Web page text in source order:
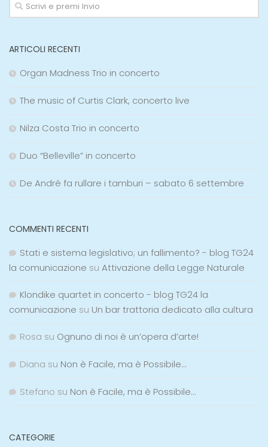
ARTICOLI RECENTI
Organ Madness Trio in concerto
The music of Curtis Clark, concerto live
Nilza Costa Trio in concerto
Duo “Belleville” in concerto
De André fa rullare i tamburi – sabato 6 settembre
COMMENTI RECENTI
Stati e sistema legislativo; un fallimento? - blog TG24
la comunicazione su Attivazione della Legge Naturale
Klondike quartet in concerto - blog TG24 la
comunicazione su Un bar trattoria dedicato alla cultura
Rosa su Ognuno di noi è un’opera d’arte!
Diana su Non è Facile, ma è Possibile…
Stefano su Non è Facile, ma è Possibile…
CATEGORIE